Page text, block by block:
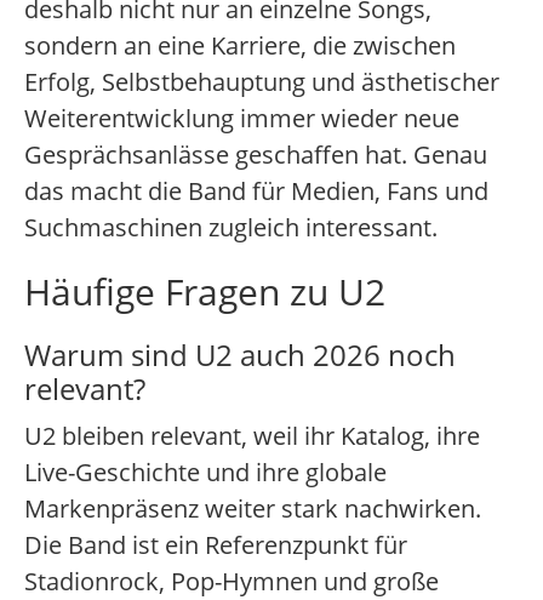
deshalb nicht nur an einzelne Songs,
sondern an eine Karriere, die zwischen
Erfolg, Selbstbehauptung und ästhetischer
Weiterentwicklung immer wieder neue
Gesprächsanlässe geschaffen hat. Genau
das macht die Band für Medien, Fans und
Suchmaschinen zugleich interessant.
Häufige Fragen zu U2
Warum sind U2 auch 2026 noch
relevant?
U2 bleiben relevant, weil ihr Katalog, ihre
Live-Geschichte und ihre globale
Markenpräsenz weiter stark nachwirken.
Die Band ist ein Referenzpunkt für
Stadionrock, Pop-Hymnen und große